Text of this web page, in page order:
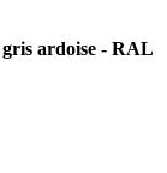
ardoise - RAL